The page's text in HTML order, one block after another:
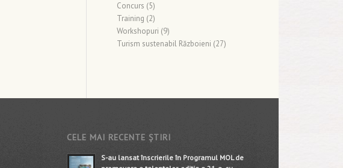
Concurs (5)
Training (2)
Workshopuri (9)
Turism sustenabil Războieni (27)
CELE MAI RECENTE ȘTIRI
S-au lansat înscrierile în Programul MOL de